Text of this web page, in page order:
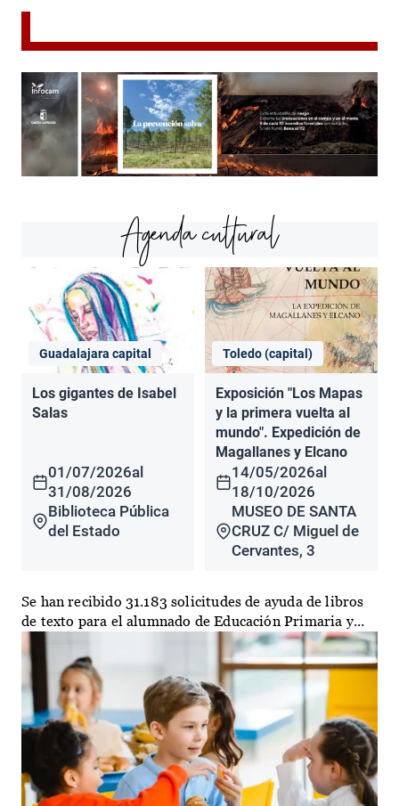
Agenda cultural
Guadalajara capital
Los gigantes de Isabel
Salas
01/07/2026al
31/08/2026
Biblioteca Pública
del Estado
Toledo (capital)
Exposición "Los Mapas
y la primera vuelta al
mundo". Expedición de
Magallanes y Elcano
14/05/2026al
18/10/2026
MUSEO DE SANTA
CRUZ C/ Miguel de
Cervantes, 3
Se han recibido 31.183 solicitudes de ayuda de libros
de texto para el alumnado de Educación Primaria y...